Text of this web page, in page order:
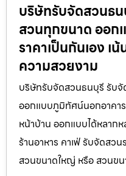
บริษัทรับจัดสวนธ
สวนทุกขนาด ออก
ราคาเป็นกันเอง
ความสวยงาม
บริษัทรับจัดสวนธนบุรี รับ
ออกแบบภูมิทัศน์นอกอาคา
หน้าบ้าน ออกแบบได้หลาก
ร้านอาหาร คาเฟ่ รับจัดสว
สวนขนาดใหญ่ หรือ สวนข